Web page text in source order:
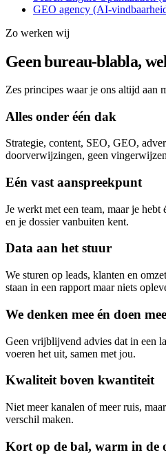
GEO agency (AI-
Zo werken wij
Geen bureau-blabla,
Zes principes waar je ons altijd aan
Alles onder één dak
Strategie, content, SEO, GEO,
doorverwijzingen, geen
Eén vast aanspreekpunt
Je werkt met een team, maar je
en je dossier vanbuiten kent.
Data aan het stuur
We sturen op leads, klanten en
staan in een rapport maar niets
We denken mee én doen mee
Geen vrijblijvend advies dat in een
voeren het uit, samen met jou.
Kwaliteit boven kwantiteit
Niet meer kanalen of meer ruis,
verschil maken.
Kort op de bal, warm in de